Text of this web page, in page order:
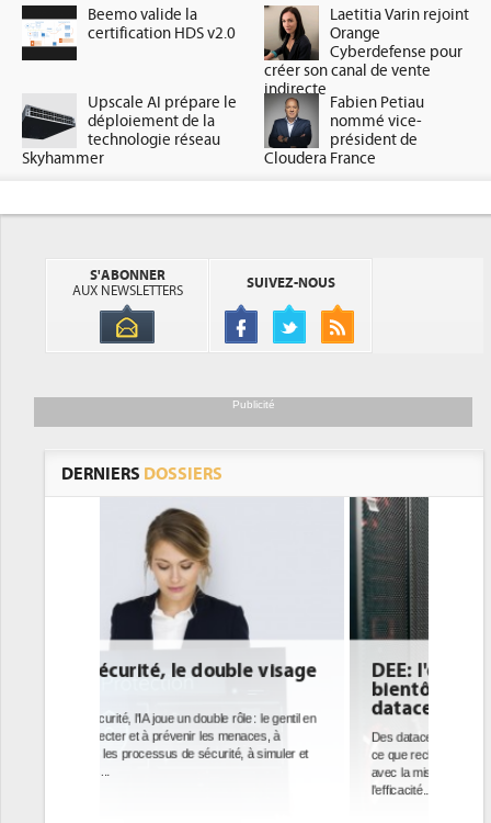
Beemo valide la
certification HDS v2.0
Laetitia Varin rejoint
Orange
Cyberdefense pour
créer son canal de vente
indirecte
Upscale AI prépare le
déploiement de la
technologie réseau
Skyhammer
Fabien Petiau
nommé vice-
président de
Cloudera France
S'ABONNER
AUX NEWSLETTERS
SUIVEZ-NOUS
Publicité
DERNIERS DOSSIERS
DEE: l'efficacité énergétique
bientôt une obligation pour les
datacenters
Des datacenters plus durables et plus efficaces, c'est
ce que recherchent les pouvoirs publics européens
avec la mise en oeuvre de la nouvelle Directive sur